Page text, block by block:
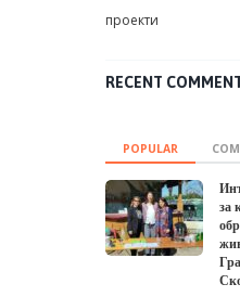
проекти
RECENT
POPULAR
за